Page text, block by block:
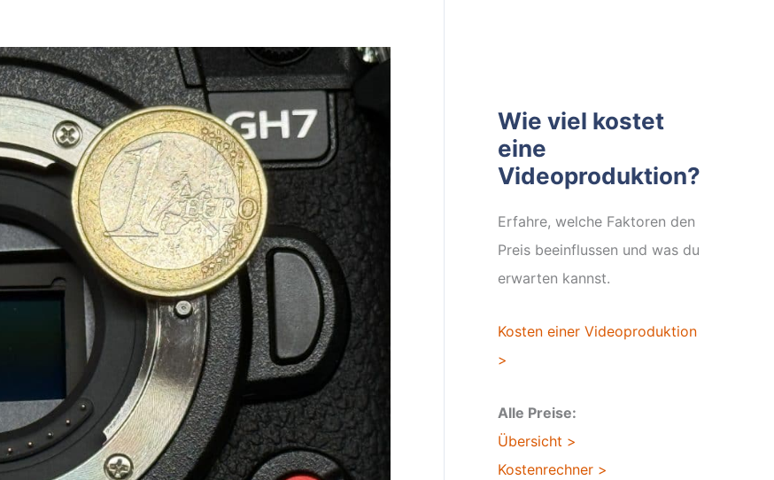
Wie viel kostet
eine
Videoproduktion?
Erfahre, welche Faktoren den
Preis beeinflussen und was du
erwarten kannst.
Kosten einer Videoproduktion
>
Alle Preise:
Übersicht >
Kostenrechner >